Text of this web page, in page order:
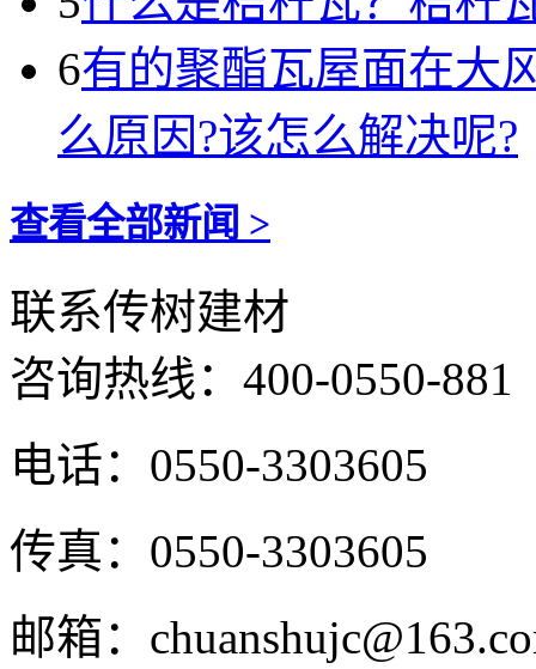
6有的聚酯瓦屋面在大
么原因?该怎么解决呢?
查看全部新闻 >
联系传树建材
咨询热线： 400-0550-881
电话：0550-3303605
传真：0550-3303605
邮箱：